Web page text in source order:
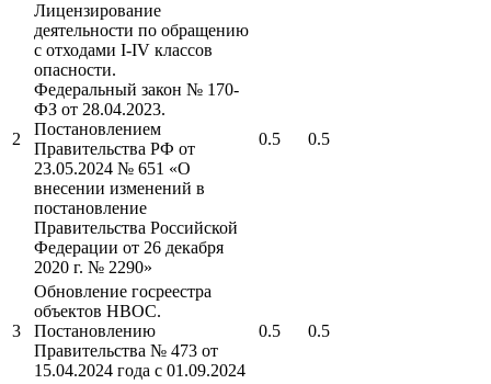
2
Лицензирование
деятельности по обращению
с отходами I-IV классов
опасности.
Федеральный закон № 170-
ФЗ от 28.04.2023.
Постановлением
Правительства РФ от
23.05.2024 № 651 «О
внесении изменений в
постановление
Правительства Российской
Федерации от 26 декабря
2020 г. № 2290»
0.5 0.5
3
Обновление госреестра
объектов НВОС.
Постановлению
Правительства № 473 от
15.04.2024 года с 01.09.2024
0.5 0.5